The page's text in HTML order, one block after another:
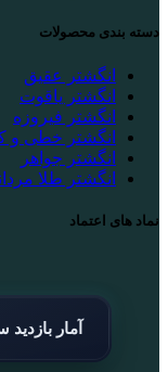
دسته بندی محصولات
انگشتر عقیق
انگشتر یاقوت
انگشتر فیروزه
انگشتر خطی و
انگشتر جواهر
انگشتر طلا
نماد های اعتماد
آمار